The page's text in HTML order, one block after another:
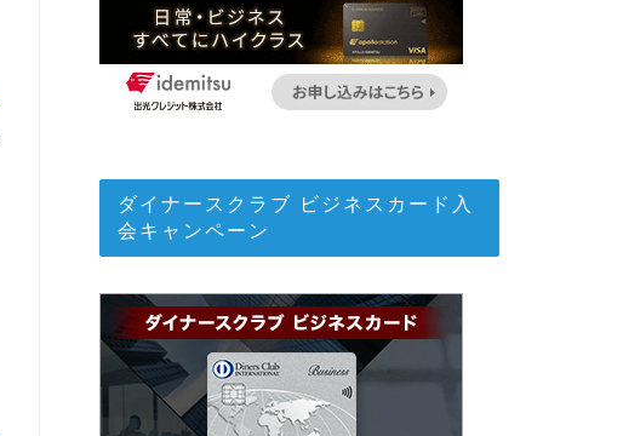
ダイナースクラブ ビジネスカード入
会キャンペーン